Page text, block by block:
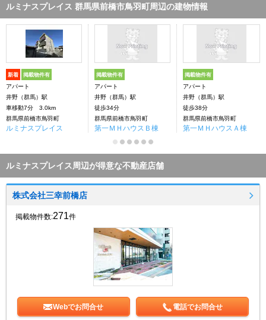
ルミナスプレイス 群馬県前橋市鳥羽町周辺の建物情報
新着 掲載物件有
アパート
井野（群馬）駅
車移動7分 3.0km
群馬県前橋市鳥羽町
ルミナスプレイス
掲載物件有
アパート
井野（群馬）駅
徒歩34分
群馬県前橋市鳥羽町
第一ＭＨハウスＢ棟
掲載物件有
アパート
井野（群馬）駅
徒歩38分
群馬県前橋市鳥羽町
第一ＭＨハウスＡ棟
ルミナスプレイス周辺が得意な不動産店舗
株式会社三幸前橋店
掲載物件数:271件
Webでお問合せ 電話でお問合せ